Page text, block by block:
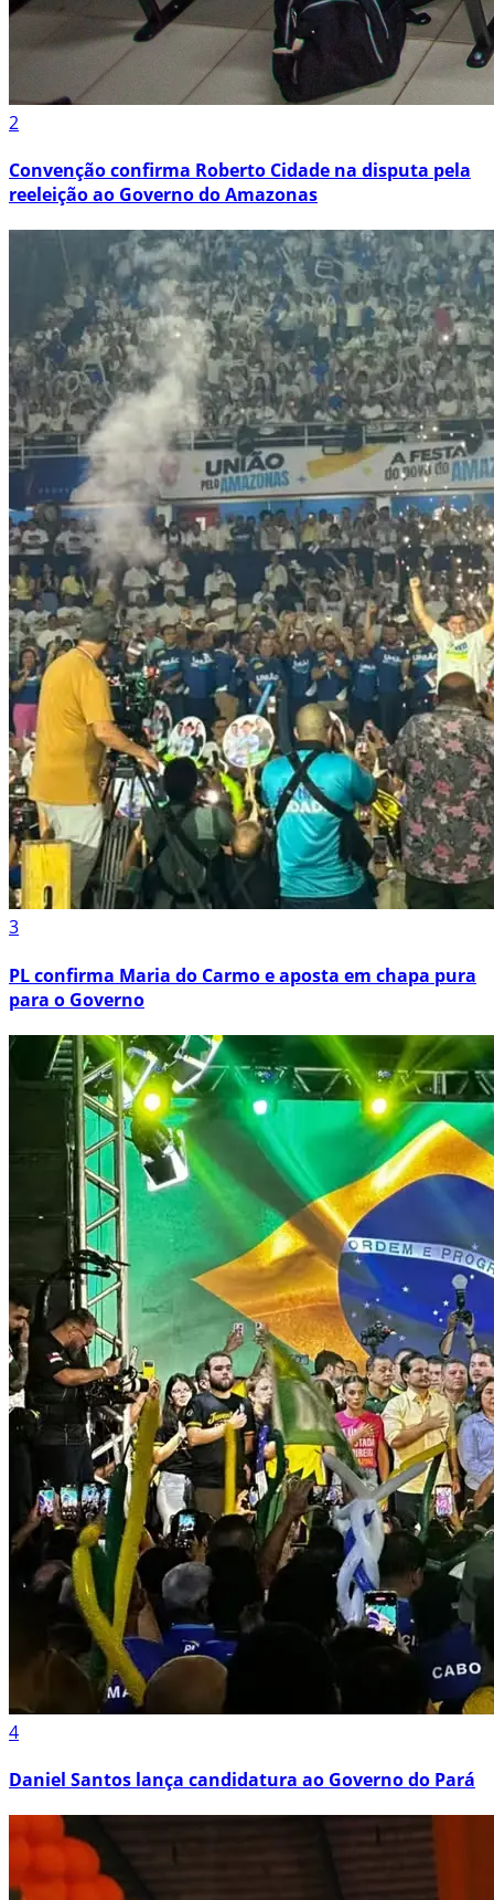
2
Convenção confirma Roberto Cidade na disputa pela
reeleição ao Governo do Amazonas
3
PL confirma Maria do Carmo e aposta em chapa pura
para o Governo
4
Daniel Santos lança candidatura ao Governo do Pará